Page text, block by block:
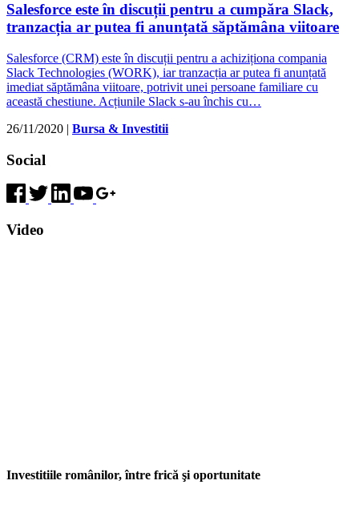
Salesforce este în discuții pentru a cumpăra Slack,
tranzacția ar putea fi anunțată săptămâna viitoare
Salesforce (CRM) este în discuții pentru a achiziționa compania
Slack Technologies (WORK), iar tranzacția ar putea fi anunțată
imediat săptămâna viitoare, potrivit unei persoane familiare cu
această chestiune. Acțiunile Slack s-au închis cu…
26/11/2020 | Bursa & Investitii
Social
Video
Investitiile românilor, între frică şi oportunitate